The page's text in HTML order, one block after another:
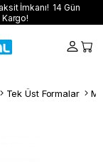
İmkanı! 14 Gün
Tek Üst Formalar